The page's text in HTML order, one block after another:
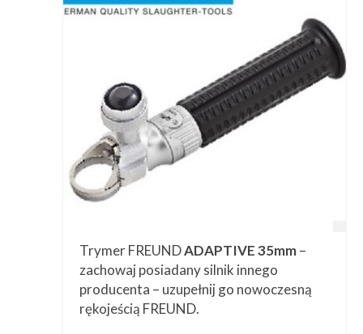
Trymer FREUNDADAPTIVE 35mm–
zachowaj posiadany silnik innego
producenta – uzupełnij go nowoczesną
rękojeścią FREUND.